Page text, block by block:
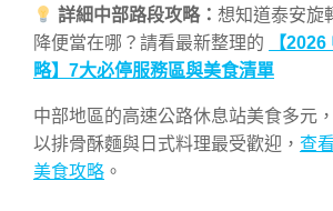
詳細中部路段攻略：想知道泰安旋
降便當在哪？請看最新整理的
【
略】7大必停服務區與美食清單
中部地區的高速公路休息站美食多元
以排骨酥麵與日式料理最受歡迎， 查
美食攻略 。